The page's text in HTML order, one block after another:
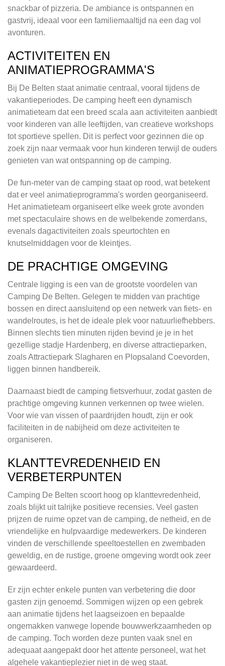
snackbar of pizzeria. De ambiance is ontspannen en
gastvrij, ideaal voor een familiemaaltijd na een dag vol
avonturen.
ACTIVITEITEN EN
ANIMATIEPROGRAMMA'S
Bij De Belten staat animatie centraal, vooral tijdens de
vakantieperiodes. De camping heeft een dynamisch
animatieteam dat een breed scala aan activiteiten aanbiedt
voor kinderen van alle leeftijden, van creatieve workshops
tot sportieve spellen. Dit is perfect voor gezinnen die op
zoek zijn naar vermaak voor hun kinderen terwijl de ouders
genieten van wat ontspanning op de camping.
De fun-meter van de camping staat op rood, wat betekent
dat er veel animatieprogramma's worden georganiseerd.
Het animatieteam organiseert elke week grote avonden
met spectaculaire shows en de welbekende zomerdans,
evenals dagactiviteiten zoals speurtochten en
knutselmiddagen voor de kleintjes.
DE PRACHTIGE OMGEVING
Centrale ligging is een van de grootste voordelen van
Camping De Belten. Gelegen te midden van prachtige
bossen en direct aansluitend op een netwerk van fiets- en
wandelroutes, is het de ideale plek voor natuurliefhebbers.
Binnen slechts tien minuten rijden bevind je je in het
gezellige stadje Hardenberg, en diverse attractieparken,
zoals Attractiepark Slagharen en Plopsaland Coevorden,
liggen binnen handbereik.
Daarnaast biedt de camping fietsverhuur, zodat gasten de
prachtige omgeving kunnen verkennen op twee wielen.
Voor wie van vissen of paardrijden houdt, zijn er ook
faciliteiten in de nabijheid om deze activiteiten te
organiseren.
KLANTTEVREDENHEID EN
VERBETERPUNTEN
Camping De Belten scoort hoog op klanttevredenheid,
zoals blijkt uit talrijke positieve recensies. Veel gasten
prijzen de ruime opzet van de camping, de netheid, en de
vriendelijke en hulpvaardige medewerkers. De kinderen
vinden de verschillende speeltoestellen en zwembaden
geweldig, en de rustige, groene omgeving wordt ook zeer
gewaardeerd.
Er zijn echter enkele punten van verbetering die door
gasten zijn genoemd. Sommigen wijzen op een gebrek
aan animatie tijdens het laagseizoen en bepaalde
ongemakken vanwege lopende bouwwerkzaamheden op
de camping. Toch worden deze punten vaak snel en
adequaat aangepakt door het attente personeel, wat het
algehele vakantieplezier niet in de weg staat.